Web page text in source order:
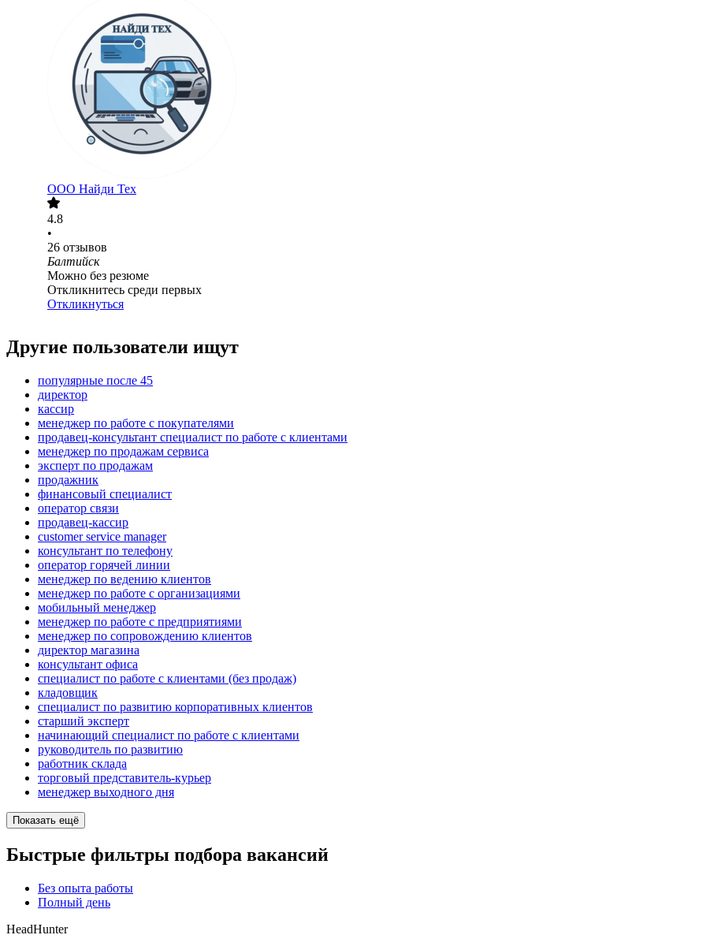
ООО Найди Тех
4.8
•
26 отзывов
Балтийск
Можно без резюме
Откликнитесь среди первых
Откликнуться
Другие пользователи ищут
популярные после 45
директор
кассир
менеджер по работе с покупателями
продавец-консультант специалист по работе с клиентами
менеджер по продажам сервиса
эксперт по продажам
продажник
финансовый специалист
оператор связи
продавец-кассир
customer service manager
консультант по телефону
оператор горячей линии
менеджер по ведению клиентов
менеджер по работе с организациями
мобильный менеджер
менеджер по работе с предприятиями
менеджер по сопровождению клиентов
директор магазина
консультант офиса
специалист по работе с клиентами (без продаж)
кладовщик
специалист по развитию корпоративных клиентов
старший эксперт
начинающий специалист по работе с клиентами
руководитель по развитию
работник склада
торговый представитель-курьер
менеджер выходного дня
Показать ещё
Быстрые фильтры подбора вакансий
Без опыта работы
Полный день
HeadHunter